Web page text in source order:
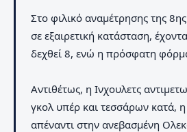
Στο φιλικό αναμέτρησης της
σε εξαιρετική κατάσταση,
δεχθεί 8, ενώ η πρόσφατη φόρμα
Αντιθέτως, η Ινχουλετς
γκολ υπέρ και τεσσάρων κατά,
απέναντι στην ανεβασμένη